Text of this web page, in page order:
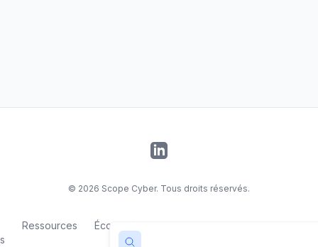
LinkedIn
© 2026 Scope Cyber. Tous droits réservés.
Ressources Écosystème